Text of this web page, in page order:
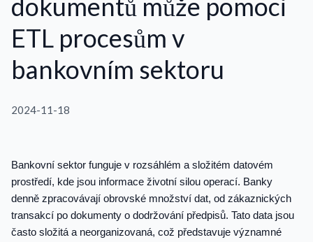
dokumentů může pomoci
ETL procesům v
bankovním sektoru
2024-11-18
Bankovní sektor funguje v rozsáhlém a složitém datovém
prostředí, kde jsou informace životní silou operací. Banky
denně zpracovávají obrovské množství dat, od zákaznických
transakcí po dokumenty o dodržování předpisů. Tato data jsou
často složitá a neorganizovaná, což představuje významné